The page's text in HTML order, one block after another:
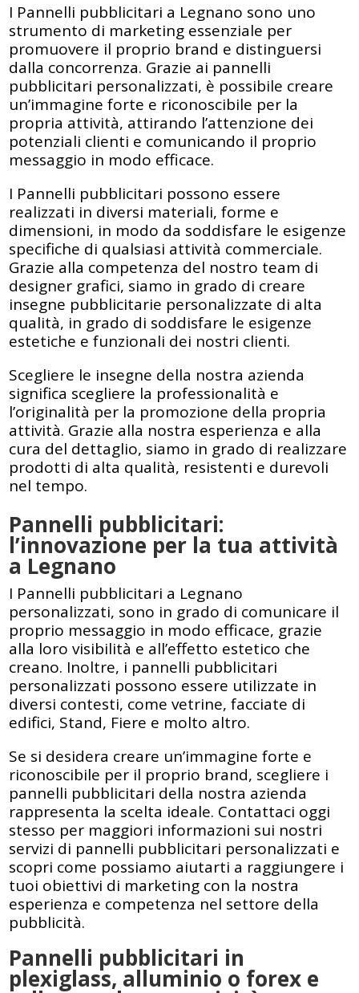
I Pannelli pubblicitari a Legnano sono uno
strumento di marketing essenziale per
promuovere il proprio brand e distinguersi
dalla concorrenza. Grazie ai pannelli
pubblicitari personalizzati, è possibile creare
un’immagine forte e riconoscibile per la
propria attività, attirando l’attenzione dei
potenziali clienti e comunicando il proprio
messaggio in modo efficace.
I Pannelli pubblicitari possono essere
realizzati in diversi materiali, forme e
dimensioni, in modo da soddisfare le esigenze
specifiche di qualsiasi attività commerciale.
Grazie alla competenza del nostro team di
designer grafici, siamo in grado di creare
insegne pubblicitarie personalizzate di alta
qualità, in grado di soddisfare le esigenze
estetiche e funzionali dei nostri clienti.
Scegliere le insegne della nostra azienda
significa scegliere la professionalità e
l’originalità per la promozione della propria
attività. Grazie alla nostra esperienza e alla
cura del dettaglio, siamo in grado di realizzare
prodotti di alta qualità, resistenti e durevoli
nel tempo.
Pannelli pubblicitari:
l’innovazione per la tua attività
a Legnano
I Pannelli pubblicitari a Legnano
personalizzati, sono in grado di comunicare il
proprio messaggio in modo efficace, grazie
alla loro visibilità e all’effetto estetico che
creano. Inoltre, i pannelli pubblicitari
personalizzati possono essere utilizzate in
diversi contesti, come vetrine, facciate di
edifici, Stand, Fiere e molto altro.
Se si desidera creare un’immagine forte e
riconoscibile per il proprio brand, scegliere i
pannelli pubblicitari della nostra azienda
rappresenta la scelta ideale. Contattaci oggi
stesso per maggiori informazioni sui nostri
servizi di pannelli pubblicitari personalizzati e
scopri come possiamo aiutarti a raggiungere i
tuoi obiettivi di marketing con la nostra
esperienza e competenza nel settore della
pubblicità.
Pannelli pubblicitari in
plexiglass, alluminio o forex e